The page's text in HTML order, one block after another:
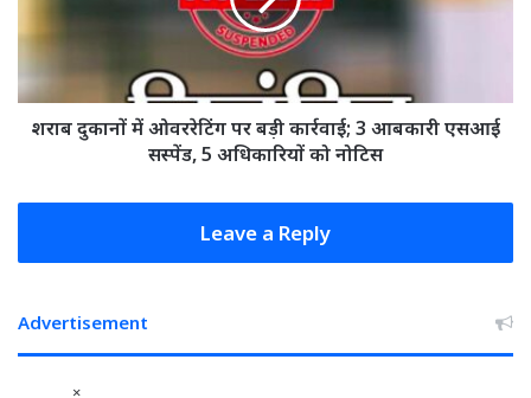
जारी
की
लिस्ट
कार्रवाई;
आबकारी
एसआई
अधिकारियों
शराब दुकानों में ओवररेटिंग पर बड़ी कार्रवाई; 3 आबकारी एसआई
सस्पेंड, 5 अधिकारियों को नोटिस
Leave a Reply
Advertisement
×